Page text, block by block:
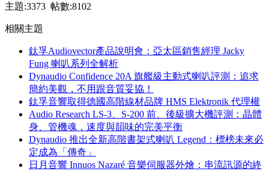
主題:3373 帖數:8102
相關主題
鈦孚Audiovector產品說明會：亞太區銷售經理 Jacky
Fung 喇叭系列全解析
Dynaudio Confidence 20A 旗艦級主動式喇叭評測：追求
簡約美觀，不用跟音質妥協！
鈦孚音響取得德國高階線材品牌 HMS Elektronik 代理權
Audio Research LS-3、S-200 前、後級擴大機評測：晶體
身、管機魂，速度與韻味的完美平衡
Dynaudio 推出全新高階書架式喇叭 Legend：標榜未來必
定成為「傳奇」
日月音響 Innuos Nazaré 音樂伺服器外燴：串流訊源的終